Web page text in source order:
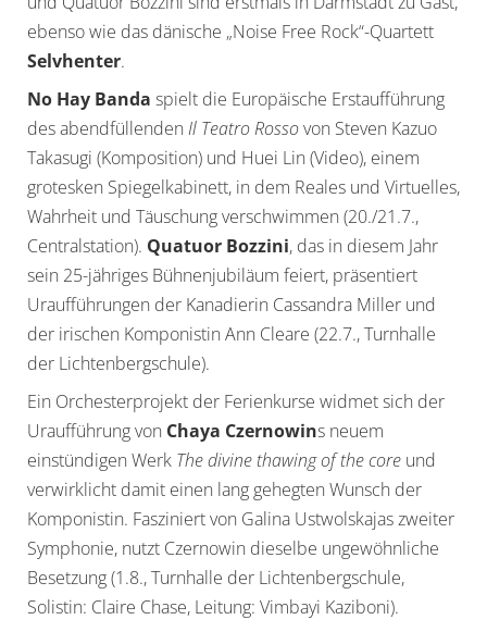
ebenso wie das dänische „Noise Free Rock“-Quartett
Selvhenter.
No Hay Banda spielt die Europäische Erstaufführung
des abendfüllenden Il Teatro Rossovon Steven Kazuo
Takasugi (Komposition) und Huei Lin (Video), einem
grotesken Spiegelkabinett, in dem Reales und Virtuelles,
Wahrheit und Täuschung verschwimmen (20./21.7.,
Centralstation). Quatuor Bozzini, das in diesem Jahr
sein 25-jähriges Bühnenjubiläum feiert, präsentiert
Uraufführungen der Kanadierin Cassandra Miller und
der irischen Komponistin Ann Cleare (22.7., Turnhalle
der Lichtenbergschule).
Ein Orchesterprojekt der Ferienkurse widmet sich der
Uraufführung von Chaya Czernowins neuem
einstündigen Werk The divine thawing of the core und
verwirklicht damit einen lang gehegten Wunsch der
Komponistin. Fasziniert von Galina Ustwolskajas zweiter
Symphonie, nutzt Czernowin dieselbe ungewöhnliche
Besetzung (1.8., Turnhalle der Lichtenbergschule,
Solistin: Claire Chase, Leitung: Vimbayi Kaziboni).